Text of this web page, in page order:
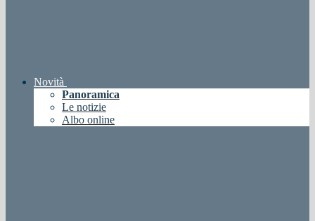
Novità
Panoramica
Le notizie
Albo online